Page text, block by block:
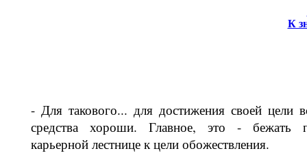
К
- Для такового... для достижения своей цели
средства хороши. Главное, это - бежать
карьерной лестнице к цели обожествления.